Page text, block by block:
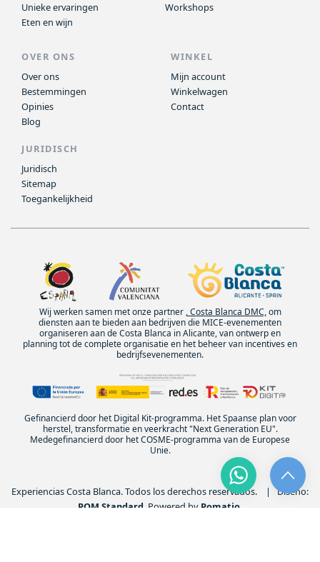
Unieke ervaringen
Eten en wijn
Workshops
OVER ONS
Over ons
Bestemmingen
Opinies
Blog
WINKEL
Mijn account
Winkelwagen
Contact
JURIDISCH
Juridisch
Sitemap
Toegankelijkheid
Wij werken samen met onze partner , Costa Blanca DMC,om
diensten aan te bieden aan bedrijven die MICE-evenementen
organiseren aan de Costa Blanca in Alicante, van ontwerp en
planning tot de complete organisatie en het beheer van incentives en
bedrijfsevenementen.
Gefinancierd door het Digital Kit-programma. Het Spaanse plan voor
herstel, transformatie en veerkracht "Next Generation EU".
Medegefinancierd door het COSME-programma van de Europese
Unie.
Experiencias Costa Blanca. Todos los derechos reservados. | Diseño:
POM Standard . Powered by Pomatio